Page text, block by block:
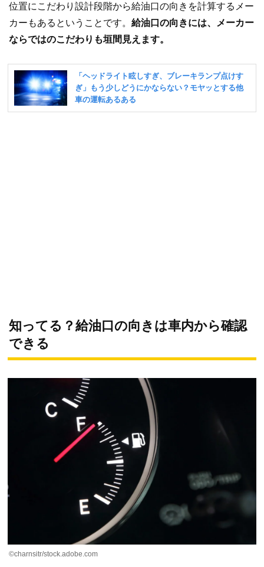
位置にこだわり設計段階から給油口の向きを計算するメー
カーもあるということです。 給油口の向きには、メーカー
ならではのこだわりも垣間見えます。
知ってる？給油口の向きは車内から確認
できる
©charnsitr/stock.adobe.com